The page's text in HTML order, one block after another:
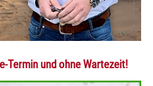
Termin und ohne Wartezeit!